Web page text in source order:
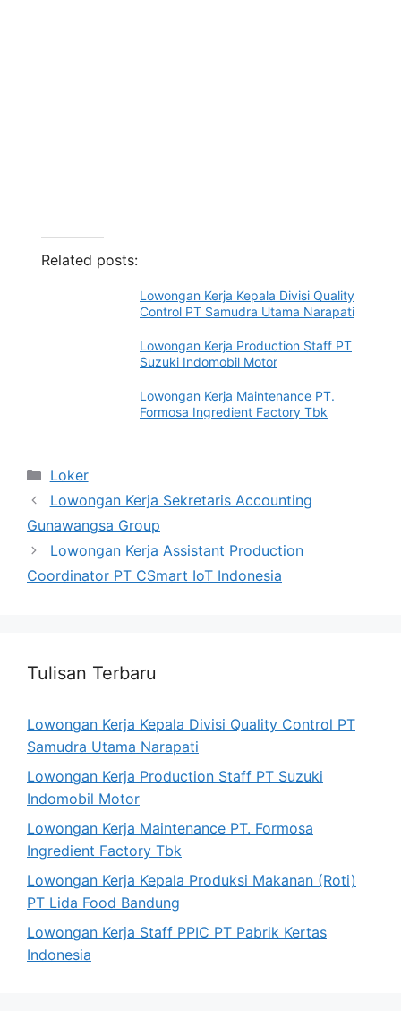
Related posts:
Lowongan Kerja Kepala Divisi Quality
Control PT Samudra Utama Narapati
Lowongan Kerja Production Staff PT
Suzuki Indomobil Motor
Lowongan Kerja Maintenance PT.
Formosa Ingredient Factory Tbk
Categories
Loker
Lowongan Kerja Sekretaris Accounting
Gunawangsa Group
Lowongan Kerja Assistant Production
Coordinator PT CSmart IoT Indonesia
Tulisan Terbaru
Lowongan Kerja Kepala Divisi Quality Control PT
Samudra Utama Narapati
Lowongan Kerja Production Staff PT Suzuki
Indomobil Motor
Lowongan Kerja Maintenance PT. Formosa
Ingredient Factory Tbk
Lowongan Kerja Kepala Produksi Makanan (Roti)
PT Lida Food Bandung
Lowongan Kerja Staff PPIC PT Pabrik Kertas
Indonesia